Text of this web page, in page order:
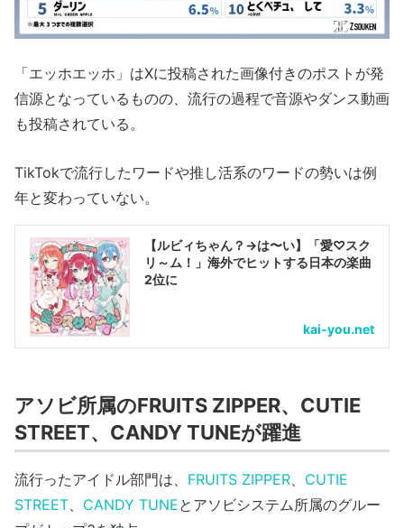
「エッホエッホ」はXに投稿された画像付きのポストが発
信源となっているものの、流行の過程で音源やダンス動画
も投稿されている。
TikTokで流行したワードや推し活系のワードの勢いは例
年と変わっていない。
【ルビィちゃん？→は〜い】「愛♡スク
リ～ム！」海外でヒットする日本の楽曲
2位に
kai-you.net
アソビ所属のFRUITS ZIPPER、CUTIE
STREET、CANDY TUNEが躍進
流行ったアイドル部門は、 FRUITS ZIPPER、 CUTIE
STREET、 CANDY TUNEとアソビシステム所属のグルー